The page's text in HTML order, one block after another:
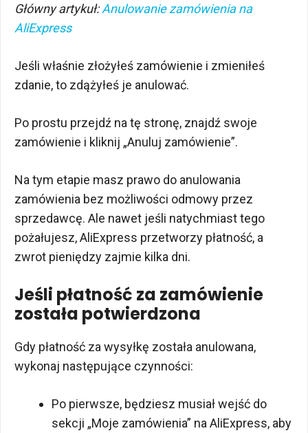
Główny artykuł:Anulowanie zamówienia na
AliExpress
Jeśli właśnie złożyłeś zamówienie i zmieniłeś
zdanie, to zdążyłeś je anulować.
Po prostu przejdź na tę stronę, znajdź swoje
zamówienie i kliknij „Anuluj zamówienie”.
Na tym etapie masz prawo do anulowania
zamówienia bez możliwości odmowy przez
sprzedawcę. Ale nawet jeśli natychmiast tego
pożałujesz, AliExpress przetworzy płatność, a
zwrot pieniędzy zajmie kilka dni.
Jeśli płatność za zamówienie
została potwierdzona
Gdy płatność za wysyłkę została anulowana,
wykonaj następujące czynności:
Po pierwsze, będziesz musiał wejść do
sekcji „Moje zamówienia” na AliExpress, aby